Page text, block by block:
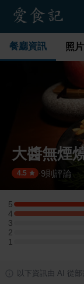
餐廳資訊 照片
大醬無煙
4.5 ·9則評論
5
5 星：1 則評論
4
4 星：2 則評論
3
3 星：0 則評論
2
2 星：0 則評論
1
1 星：0 則評論
以下資訊由 AI 從